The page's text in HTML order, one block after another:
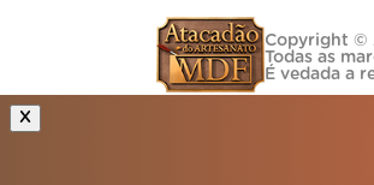
X
Copyright ©
Todas as
É vedada a